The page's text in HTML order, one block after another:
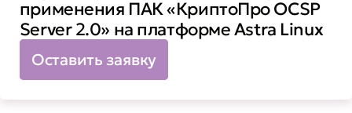
применения ПАК «КриптоПро OCSP
Server 2.0» на платформе Astra Linux
Оставить заявку